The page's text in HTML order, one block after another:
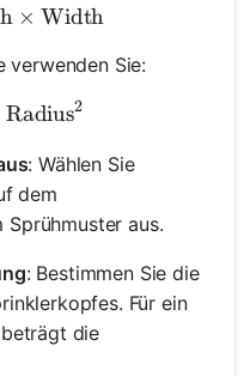
=
× Width
verwenden Sie:
= \pi \times
Radius2
: Wählen Sie
dem
aus.
: Bestimmen Sie die
Für ein
die